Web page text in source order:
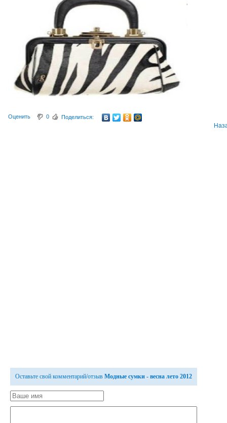
Оценить 0 Поделиться:
Оставьте свой комментарий/отзыв Модные сумки - весна лето 2012